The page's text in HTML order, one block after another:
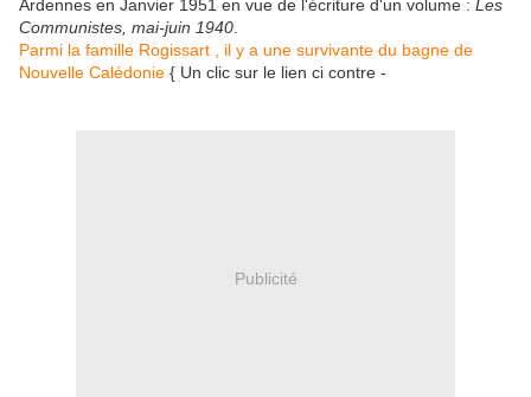
Ardennes en Janvier 1951 en vue de l'écriture d'un volume : Les
Communistes, mai-juin 1940
Parmi la famille Rogissart , il y a une survivante du bagne de
Nouvelle Calédonie { Un clic sur le lien ci contre -
Publicité